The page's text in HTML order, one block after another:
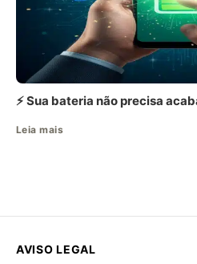
⚡ Sua bateria não precisa
Leia mais
AVISO LEGAL